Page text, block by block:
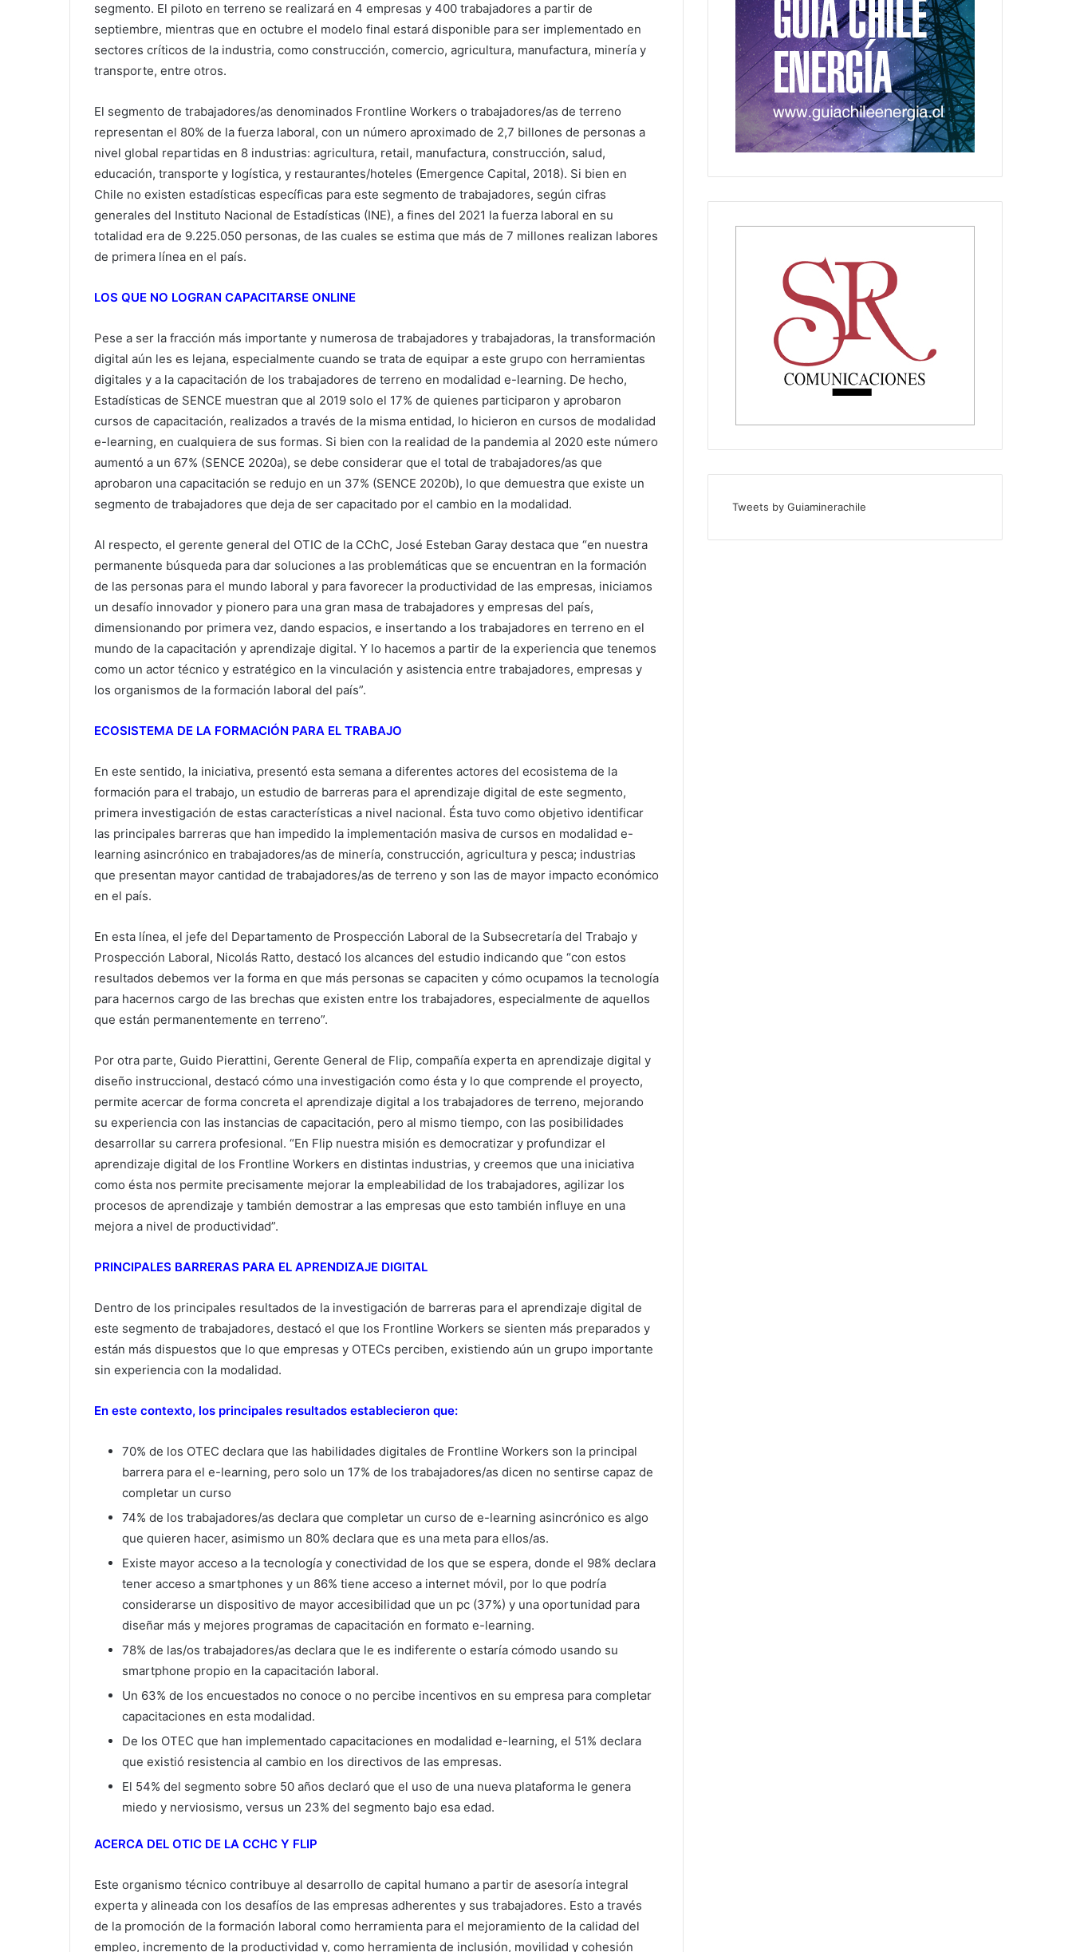
segmento. El piloto en terreno se realizará en 4 empresas y 400 trabajadores a partir de
septiembre, mientras que en octubre el modelo final estará disponible para ser implementado en
sectores críticos de la industria, como construcción, comercio, agricultura, manufactura, minería y
transporte, entre otros.
El segmento de trabajadores/as denominados Frontline Workers o trabajadores/as de terreno
representan el 80% de la fuerza laboral, con un número aproximado de 2,7 billones de personas a
nivel global repartidas en 8 industrias: agricultura, retail, manufactura, construcción, salud,
educación, transporte y logística, y restaurantes/hoteles (Emergence Capital, 2018). Si bien en
Chile no existen estadísticas específicas para este segmento de trabajadores, según cifras
generales del Instituto Nacional de Estadísticas (INE), a fines del 2021 la fuerza laboral en su
totalidad era de 9.225.050 personas, de las cuales se estima que más de 7 millones realizan labores
de primera línea en el país.
LOS QUE NO LOGRAN CAPACITARSE ONLINE
Pese a ser la fracción más importante y numerosa de trabajadores y trabajadoras, la transformación
digital aún les es lejana, especialmente cuando se trata de equipar a este grupo con herramientas
digitales y a la capacitación de los trabajadores de terreno en modalidad e-learning. De hecho,
Estadísticas de SENCE muestran que al 2019 solo el 17% de quienes participaron y aprobaron
cursos de capacitación, realizados a través de la misma entidad, lo hicieron en cursos de modalidad
e-learning, en cualquiera de sus formas. Si bien con la realidad de la pandemia al 2020 este número
aumentó a un 67% (SENCE 2020a), se debe considerar que el total de trabajadores/as que
aprobaron una capacitación se redujo en un 37% (SENCE 2020b), lo que demuestra que existe un
segmento de trabajadores que deja de ser capacitado por el cambio en la modalidad.
Al respecto, el gerente general del OTIC de la CChC, José Esteban Garay destaca que “en nuestra
permanente búsqueda para dar soluciones a las problemáticas que se encuentran en la formación
de las personas para el mundo laboral y para favorecer la productividad de las empresas, iniciamos
un desafío innovador y pionero para una gran masa de trabajadores y empresas del país,
dimensionando por primera vez, dando espacios, e insertando a los trabajadores en terreno en el
mundo de la capacitación y aprendizaje digital. Y lo hacemos a partir de la experiencia que tenemos
como un actor técnico y estratégico en la vinculación y asistencia entre trabajadores, empresas y
los organismos de la formación laboral del país”.
ECOSISTEMA DE LA FORMACIÓN PARA EL TRABAJO
En este sentido, la iniciativa, presentó esta semana a diferentes actores del ecosistema de la
formación para el trabajo, un estudio de barreras para el aprendizaje digital de este segmento,
primera investigación de estas características a nivel nacional. Ésta tuvo como objetivo identificar
las principales barreras que han impedido la implementación masiva de cursos en modalidad e-
learning asincrónico en trabajadores/as de minería, construcción, agricultura y pesca; industrias
que presentan mayor cantidad de trabajadores/as de terreno y son las de mayor impacto económico
en el país.
En esta línea, el jefe del Departamento de Prospección Laboral de la Subsecretaría del Trabajo y
Prospección Laboral, Nicolás Ratto, destacó los alcances del estudio indicando que “con estos
resultados debemos ver la forma en que más personas se capaciten y cómo ocupamos la tecnología
para hacernos cargo de las brechas que existen entre los trabajadores, especialmente de aquellos
que están permanentemente en terreno”.
Por otra parte, Guido Pierattini, Gerente General de Flip, compañía experta en aprendizaje digital y
diseño instruccional, destacó cómo una investigación como ésta y lo que comprende el proyecto,
permite acercar de forma concreta el aprendizaje digital a los trabajadores de terreno, mejorando
su experiencia con las instancias de capacitación, pero al mismo tiempo, con las posibilidades
desarrollar su carrera profesional. “En Flip nuestra misión es democratizar y profundizar el
aprendizaje digital de los Frontline Workers en distintas industrias, y creemos que una iniciativa
como ésta nos permite precisamente mejorar la empleabilidad de los trabajadores, agilizar los
procesos de aprendizaje y también demostrar a las empresas que esto también influye en una
mejora a nivel de productividad”.
PRINCIPALES BARRERAS PARA EL APRENDIZAJE DIGITAL
Dentro de los principales resultados de la investigación de barreras para el aprendizaje digital de
este segmento de trabajadores, destacó el que los Frontline Workers se sienten más preparados y
están más dispuestos que lo que empresas y OTECs perciben, existiendo aún un grupo importante
sin experiencia con la modalidad.
En este contexto, los principales resultados establecieron que:
70% de los OTEC declara que las habilidades digitales de Frontline Workers son la principal
barrera para el e-learning, pero solo un 17% de los trabajadores/as dicen no sentirse capaz de
completar un curso
74% de los trabajadores/as declara que completar un curso de e-learning asincrónico es algo
que quieren hacer, asimismo un 80% declara que es una meta para ellos/as.
Existe mayor acceso a la tecnología y conectividad de los que se espera, donde el 98% declara
tener acceso a smartphones y un 86% tiene acceso a internet móvil, por lo que podría
considerarse un dispositivo de mayor accesibilidad que un pc (37%) y una oportunidad para
diseñar más y mejores programas de capacitación en formato e-learning.
78% de las/os trabajadores/as declara que le es indiferente o estaría cómodo usando su
smartphone propio en la capacitación laboral.
Un 63% de los encuestados no conoce o no percibe incentivos en su empresa para completar
capacitaciones en esta modalidad.
De los OTEC que han implementado capacitaciones en modalidad e-learning, el 51% declara
que existió resistencia al cambio en los directivos de las empresas.
El 54% del segmento sobre 50 años declaró que el uso de una nueva plataforma le genera
miedo y nerviosismo, versus un 23% del segmento bajo esa edad.
ACERCA DEL OTIC DE LA CCHC Y FLIP
Este organismo técnico contribuye al desarrollo de capital humano a partir de asesoría integral
experta y alineada con los desafíos de las empresas adherentes y sus trabajadores. Esto a través
de la promoción de la formación laboral como herramienta para el mejoramiento de la calidad del
empleo, incremento de la productividad y, como herramienta de inclusión, movilidad y cohesión
Tweets by Guiaminerachile